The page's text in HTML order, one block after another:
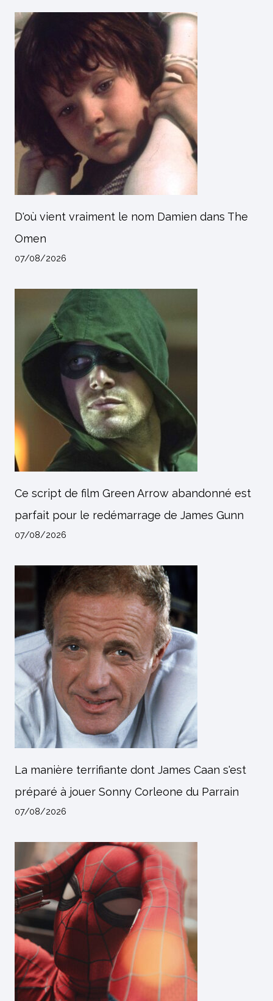
D'où vient vraiment le nom Damien dans The
Omen
07/08/2026
Ce script de film Green Arrow abandonné est
parfait pour le redémarrage de James Gunn
07/08/2026
La manière terrifiante dont James Caan s'est
préparé à jouer Sonny Corleone du Parrain
07/08/2026